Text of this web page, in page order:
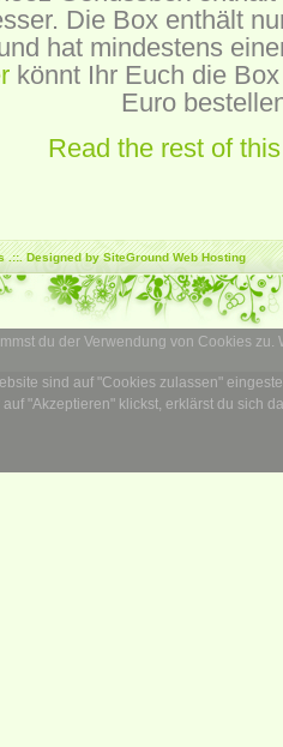
Die Box enthält
hat mindestens
könnt Ihr Euch die
Euro
Read the rest of
.::. Designed by SiteGroundWeb Hosting
du der Verwendung von Cookies zu.
sind auf "Cookies zulassen"
"Akzeptieren" klickst, erklärst du sich